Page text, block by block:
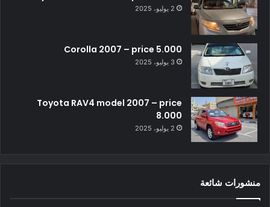
2 يوليو، 2025
Corolla 2007 – price 5.000
3 يوليو، 2025
Toyota RAV4 model 2007 – price
8.000
2 يوليو، 2025
منشورات شائعة